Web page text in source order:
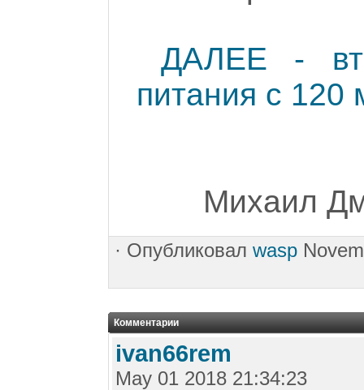
ДАЛЕЕ -
питания с 120
Михаил
· Опубликовал wasp
Комментарии
ivan66rem
May 01 2018 21:34:23